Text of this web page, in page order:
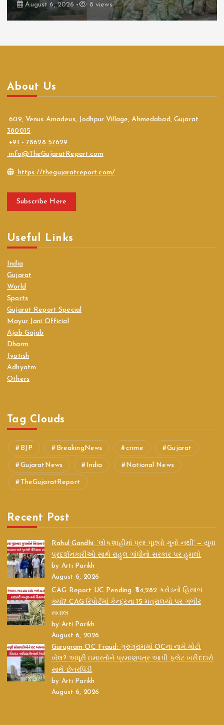
August 6, 2026 8 views
About Us
609, Venus Amadeus, Jodhpur Village, Ahmedabad, Gujarat
380015
+91 - 78628 57629
info@TheGujaratReport.com
https://thegujaratreport.com/
Subscribe Here
Useful Links
India
Gujarat
World
Sports
Gujarat Report Special
Mayur Jani Official
Ajab Gajab
Dharm
Jyotish
Adhyatm
Others
Tag Clouds
BJP BreakingNews crime Gujarat
GujaratNews India National News
TheGujaratReport
Recent Post
Rahul Gandhi: ‘લોકશાહીમાં પ્રશ્ન પૂછવો ગુનો નથી’ — યુવા
પ્રદર્શનકારીઓ સાથે રાહુલ ગાંધીનો સરકાર પર હુમલો
by Arti Parikh
August 6, 2026
CAG Report UC Pending: ₹54,282 કરોડનો હિસાબ
ક્યાં? CAG રિપોર્ટમાં કેન્દ્રના 15 મંત્રાલયો પર ગંભીર
સવાલ
by Arti Parikh
August 6, 2026
Gurugram OC Fraud: ગુરુગ્રામમાં OCના નામે મોટો
ખેલ? અધૂરી ઇમારતોને પ્રમાણપત્ર આપી ફ્લેટ ખરીદદારો
સાથે છેતરપિંડી
by Arti Parikh
August 6, 2026